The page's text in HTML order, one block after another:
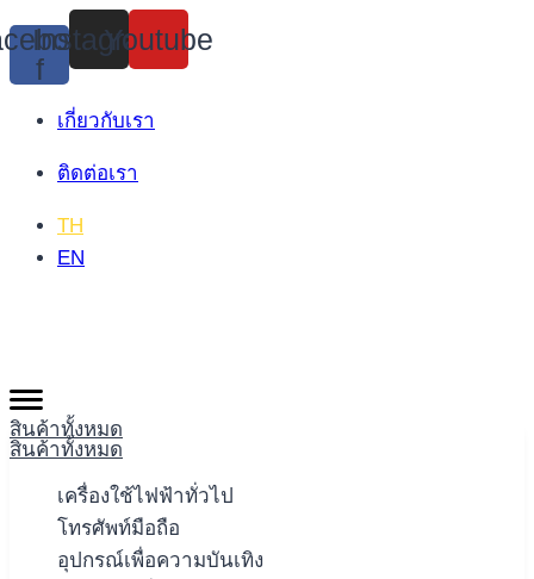
Skip
to
content
f
Instagram
Youtube
เกี่ยวกับเรา
ติดต่อเรา
TH
EN
สินค้าทั้งหมด
สินค้าทั้งหมด
เครื่องใช้ไฟฟ้าทั่วไป
โทรศัพท์มือถือ
อุปกรณ์เพื่อความบันเทิง